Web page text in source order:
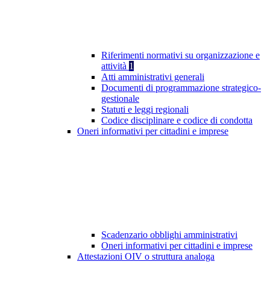
Riferimenti normativi su organizzazione e
attività 1
Atti amministrativi generali
Documenti di programmazione strategico-
gestionale
Statuti e leggi regionali
Codice disciplinare e codice di condotta
Oneri informativi per cittadini e imprese
Scadenzario obblighi amministrativi
Oneri informativi per cittadini e imprese
Attestazioni OIV o struttura analoga